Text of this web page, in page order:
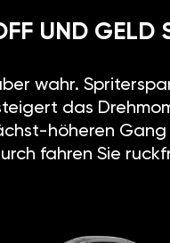
UND GELD
wahr.
das
höheren Gang
fahren Sie